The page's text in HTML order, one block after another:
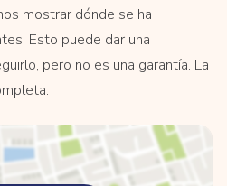
mostrar dónde se ha
Esto puede dar una
pero no es una garantía. La